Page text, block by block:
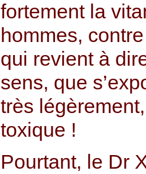
fortement la
hommes,
qui revient à
sens, que
très
toxique !
Pourtant, le Dr